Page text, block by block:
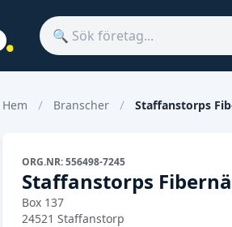
Hem Branscher Staffanstorps
ORG.NR: 556498-7245
Staffanstorps
Box 137
24521 Staffanstorp